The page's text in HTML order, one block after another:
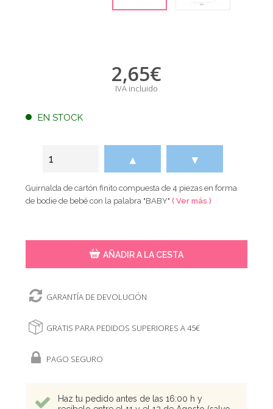
2,65€
IVA incluido
EN STOCK
▲ ▼
Guirnalda de cartón finito compuesta de 4 piezas en forma
de bodie de bebé con la palabra "BABY"( Ver más )
AÑADIR A LA CESTA
GARANTÍA DE DEVOLUCIÓN
GRATIS PARA PEDIDOS SUPERIORES A 45€
PAGO SEGURO
Haz tu pedido antes de las 16:00 h y